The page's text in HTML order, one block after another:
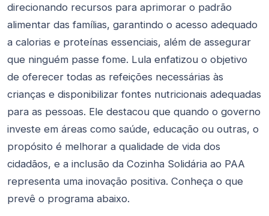
direcionando recursos para aprimorar o padrão
alimentar das famílias, garantindo o acesso adequado
a calorias e proteínas essenciais, além de assegurar
que ninguém passe fome. Lula enfatizou o objetivo
de oferecer todas as refeições necessárias às
crianças e disponibilizar fontes nutricionais adequadas
para as pessoas. Ele destacou que quando o governo
investe em áreas como saúde, educação ou outras, o
propósito é melhorar a qualidade de vida dos
cidadãos, e a inclusão da Cozinha Solidária ao PAA
representa uma inovação positiva. Conheça o que
prevê o programa abaixo.